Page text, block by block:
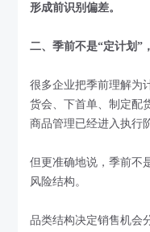
形成前识别偏差。
二、季前不是“定计划”
很多企业把季前理解为
货会、下首单、制定配
商品管理已经进入执行
但更准确地说，季前不
风险结构。
品类结构决定销售机会